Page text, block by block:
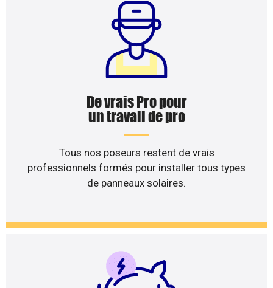
De vrais Pro pour
un travail de pro
Tous nos poseurs restent de vrais
professionnels formés pour installer tous types
de panneaux solaires.